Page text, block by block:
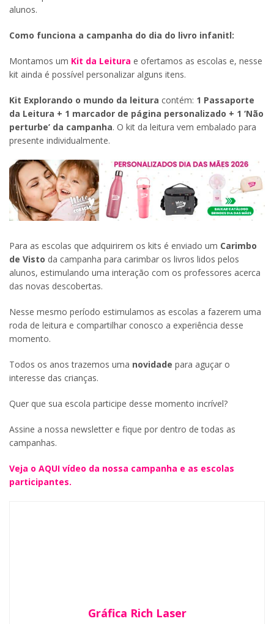
alunos.
Como funciona a campanha do dia do livro infanitl:
Montamos um Kit da Leitura e ofertamos as escolas e, nesse
kit ainda é possível personalizar alguns itens.
Kit Explorando o mundo da leitura contém: 1 Passaporte
da Leitura + 1 marcador de página personalizado + 1 ‘Não
perturbe’ da campanha. O kit da leitura vem embalado para
presente individualmente.
Para as escolas que adquirirem os kits é enviado um Carimbo
de Visto da campanha para carimbar os livros lidos pelos
alunos, estimulando uma interação com os professores acerca
das novas descobertas.
Nesse mesmo período estimulamos as escolas a fazerem uma
roda de leitura e compartilhar conosco a experiência desse
momento.
Todos os anos trazemos uma novidade para aguçar o
interesse das crianças.
Quer que sua escola participe desse momento incrível?
Assine a nossa newsletter e fique por dentro de todas as
campanhas.
Veja o AQUI vídeo da nossa campanha e as escolas
participantes.
Gráfica Rich Laser